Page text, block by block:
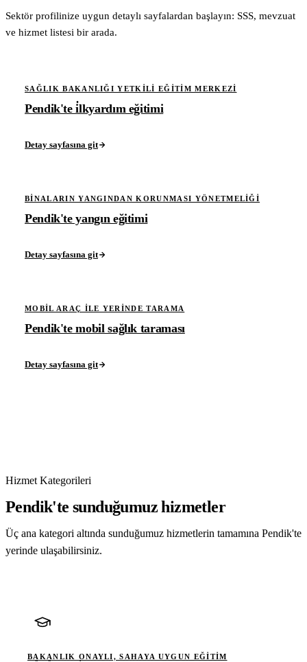
Sektör profilinize uygun detaylı sayfalardan başlayın: SSS, mevzuat
ve hizmet listesi bir arada.
SAĞLIK BAKANLIĞI YETKILI EĞITIM MERKEZI
Pendik'te i̇lkyardım eğitimi
Detay sayfasına git
BINALARIN YANGINDAN KORUNMASI YÖNETMELIĞI
Pendik'te yangın eğitimi
Detay sayfasına git
MOBIL ARAÇ ILE YERINDE TARAMA
Pendik'te mobil sağlık taraması
Detay sayfasına git
Hizmet Kategorileri
Pendik'te sunduğumuz hizmetler
Üç ana kategori altında sunduğumuz hizmetlerin tamamına Pendik'te
yerinde ulaşabilirsiniz.
BAKANLIK ONAYLI, SAHAYA UYGUN EĞITIM